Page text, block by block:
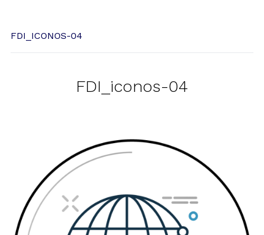
FDI_ICONOS-04
FDI_iconos-04